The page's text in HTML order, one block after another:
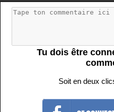
Tu dois être
Soit en deux